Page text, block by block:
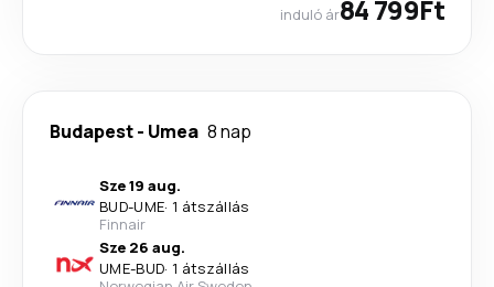
induló ár84 799Ft
Budapest- Umea 8 nap
Sze 19 aug.
BUD-UME· 1 átszállás
Finnair
Sze 26 aug.
UME-BUD· 1 átszállás